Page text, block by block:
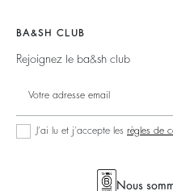
Pulls & Cardigans
Dos Nus
Matières
Seconde Main
Barbara & Sharon
125 Et Après
Nos Boutiques
BA&SH CLUB
Rejoignez le ba&sh club
J’ai lu et j’accepte les règles de
Nous